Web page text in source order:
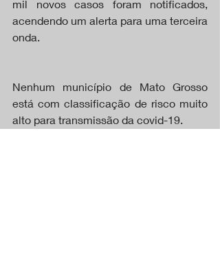
mil novos casos foram notificados,
acendendo um alerta para uma terceira
onda.
Nenhum município de Mato Grosso
está com classificação de risco muito
alto para transmissão da covid-19.